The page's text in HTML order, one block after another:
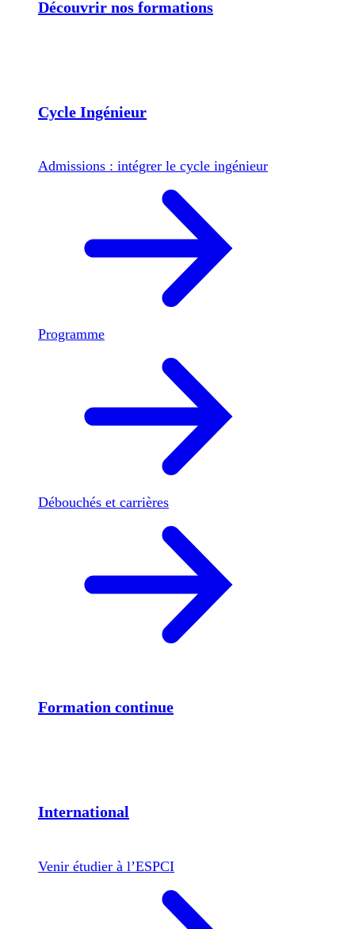
Découvrir nos formations
Cycle Ingénieur
Admissions : intégrer le cycle ingénieur
Programme
Débouchés et carrières
Formation continue
International
Venir étudier à l’ESPCI